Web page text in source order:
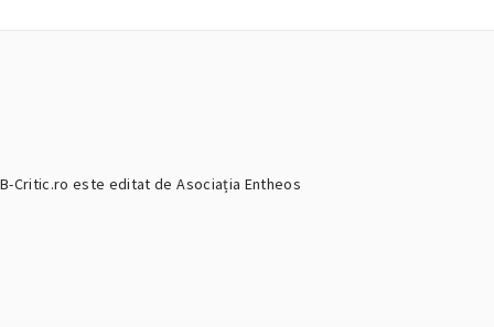
B-Critic.ro este editat de Asociația Entheos